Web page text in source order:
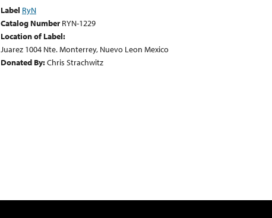
Label RyN
Catalog Number RYN-1229
Location of Label:
Juarez 1004 Nte. Monterrey, Nuevo Leon Mexico
Donated By:Chris Strachwitz